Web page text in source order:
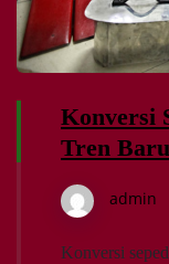
Konversi
Tren
admin
Konversi